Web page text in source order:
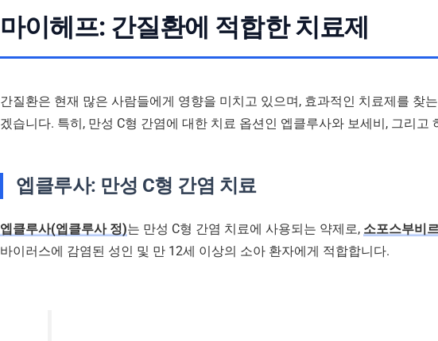
마이헤프: 간질환에 적합한 치료제
간질환은 현재 많은 사람들에게 영향을 미치고 있으며, 효과적인 치료제를 찾
겠습니다. 특히, 만성 C형 간염에 대한 치료 옵션인 엡클루사와 보세비, 그리
엡클루사: 만성 C형 간염 치료
엡클루사(엡클루사 정)는 만성 C형 간염 치료에 사용되는 약제로, 소포스부비
바이러스에 감염된 성인 및 만 12세 이상의 소아 환자에게 적합합니다.